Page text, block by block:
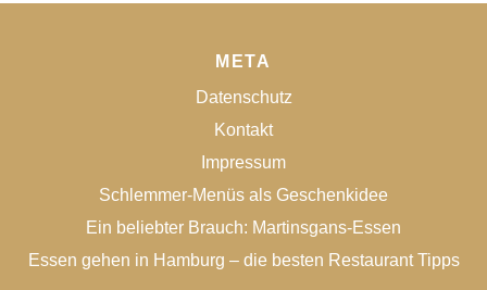
META
Datenschutz
Kontakt
Impressum
Schlemmer-Menüs als Geschenkidee
Ein beliebter Brauch: Martinsgans-Essen
Essen gehen in Hamburg – die besten Restaurant Tipps